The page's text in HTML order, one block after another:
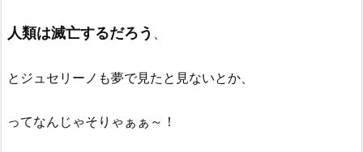
人類は滅亡するだろう
とジュセリーノも夢で見たと見ないとか、
ってなんじゃそりゃぁぁ～！